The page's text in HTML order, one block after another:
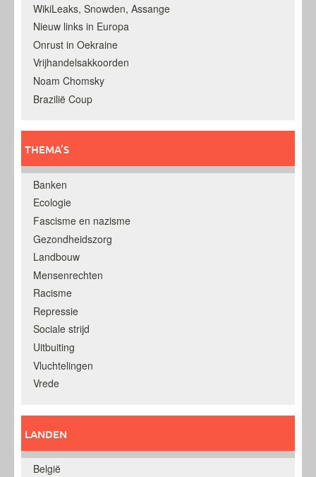
WikiLeaks, Snowden, Assange
Nieuw links in Europa
Onrust in Oekraine
Vrijhandelsakkoorden
Noam Chomsky
Brazilië Coup
THEMA’S
Banken
Ecologie
Fascisme en nazisme
Gezondheidszorg
Landbouw
Mensenrechten
Racisme
Repressie
Sociale strijd
Uitbuiting
Vluchtelingen
Vrede
LANDEN
België